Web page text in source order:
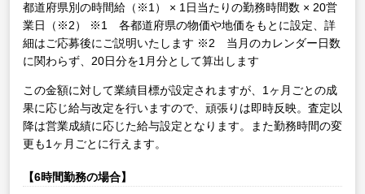
都道府県別の時間給（※1） × 1日当たりの勤務時間数 × 20営
業日（※2）
※1 各都道府県の物価や地価をもとに設定、詳
細はご応募後にご説明いたします ※2 当月のカレンダー日数
に関わらず、20日分を1月分として算出します
この金額に対して業績目標が設定されますが、1ヶ月ごとの成
果に応じ給与改定を行いますので、頑張りは即時反映。査定以
降は営業成績に応じた給与設定となります。また勤務時間の変
更も1ヶ月ごとに行えます。
【6時間勤務の場合】